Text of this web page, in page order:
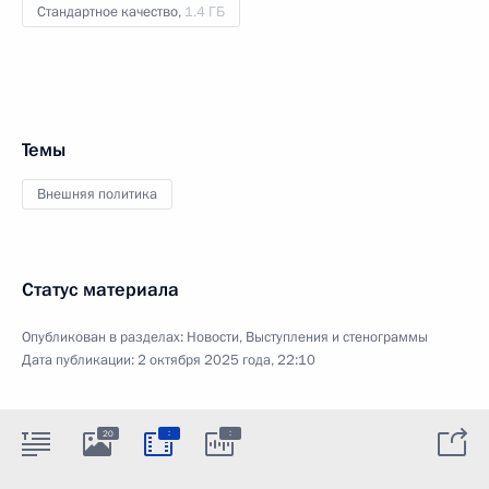
Стандартное качество, 1.4 ГБ
Темы
Внешняя политика
Статус материала
Опубликован в разделах: Новости, Выступления и стенограммы
Дата публикации:2 октября 2025 года, 22:10
20 : :